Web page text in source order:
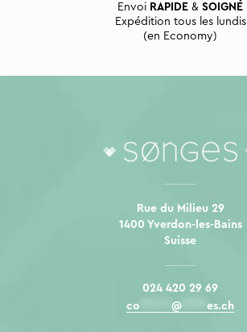
Envoi RAPIDE & SOIGNÉ
Expédition tous les lundis
(en Economy)
Rue du Milieu 29
1400 Yverdon-les-Bains
Suisse
024 420 29 69
co
@ es.ch